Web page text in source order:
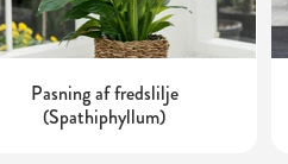
Pasning af fredslilje
(Spathiphyllum)